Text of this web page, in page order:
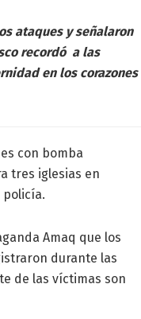
ataques y señalaron
recordó a las
en los corazones
con bomba
tres iglesias en
policía.
Amaq que los
durante las
de las víctimas son